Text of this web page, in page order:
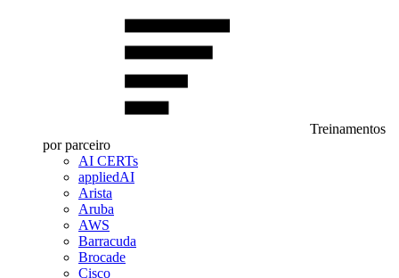
Treinamentos
por parceiro
AI CERTs
appliedAI
Arista
Aruba
AWS
Barracuda
Brocade
Cisco